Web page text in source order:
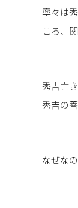
寧々は
ころ、
秀吉亡
秀吉の
なぜな